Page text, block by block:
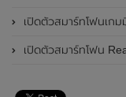
เปิดตัวสมาร์ทโฟนเกมมิ่ง TECNO
เปิดตัวสมาร์ทโฟน Realme